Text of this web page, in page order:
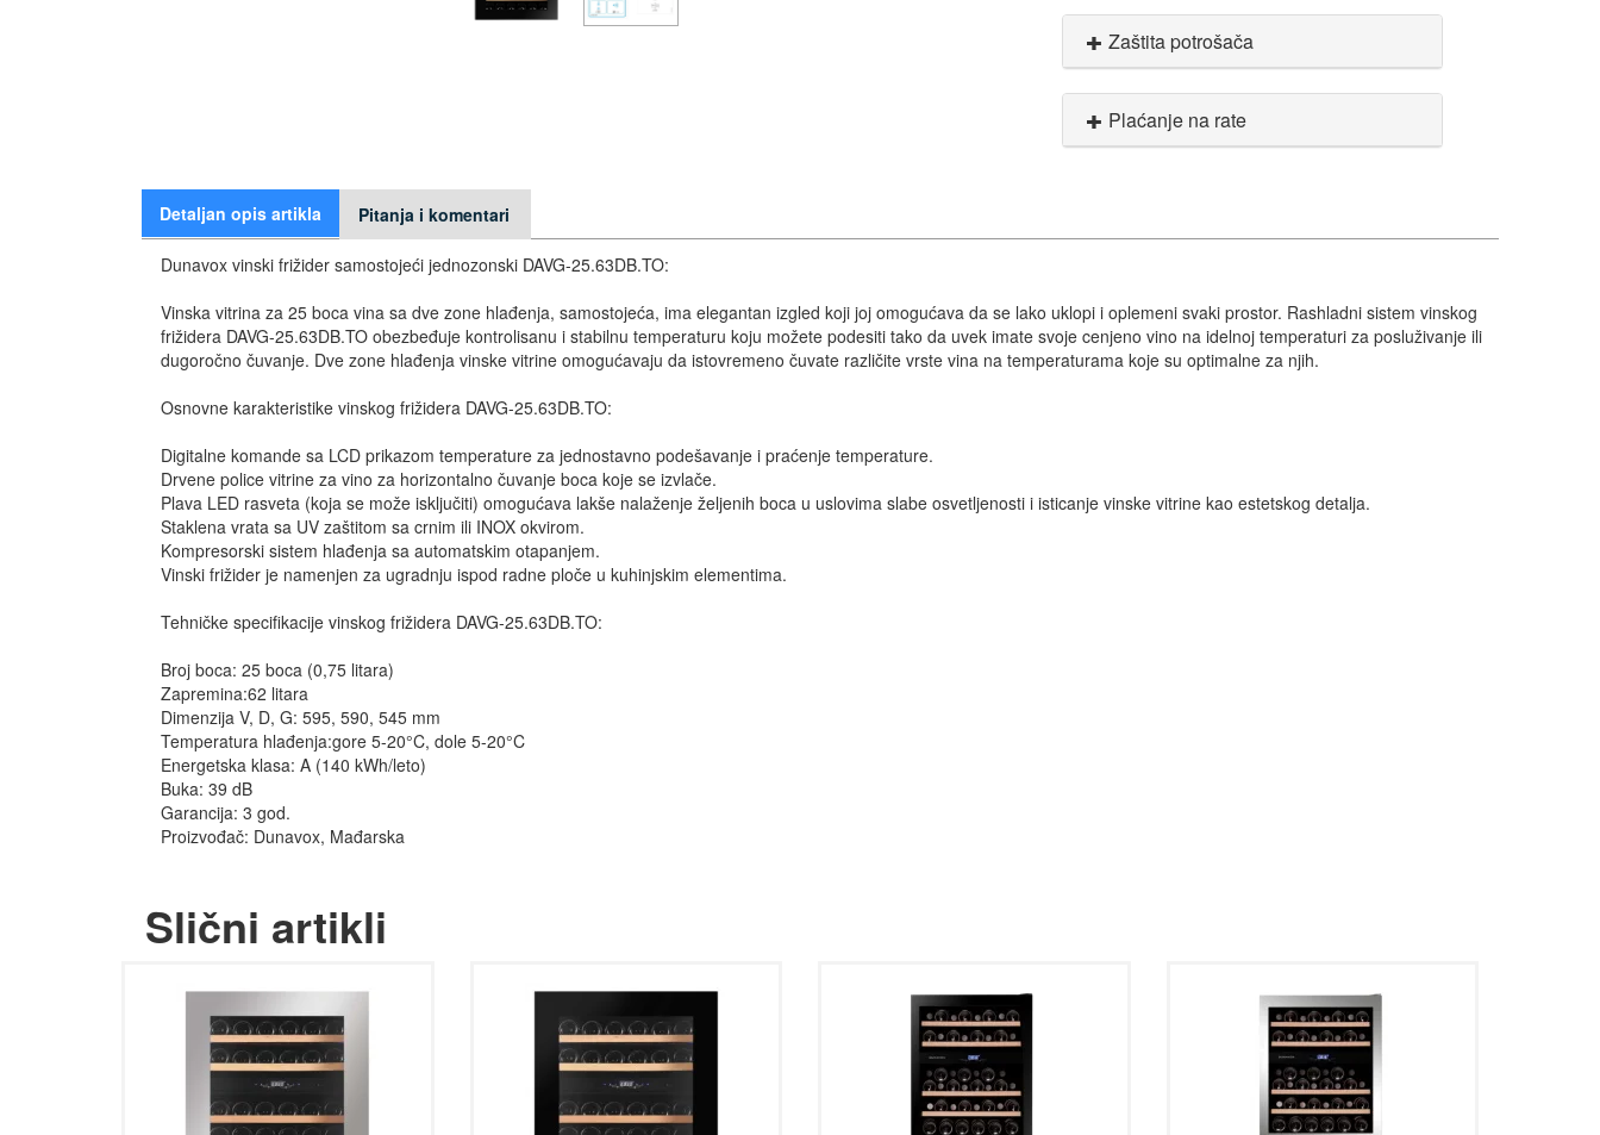
Zaštita potrošača
Plaćanje na rate
Detaljan opis artikla Pitanja i komentari
Dunavox vinski frižider samostojeći jednozonski DAVG-25.63DB.TO:
Vinska vitrina za 25 boca vina sa dve zone hlađenja, samostojeća, ima elegantan izgled koji joj omogućava da se lako uklopi i oplemeni svaki prostor. Rashladni sistem vinskog
frižidera DAVG-25.63DB.TO obezbeđuje kontrolisanu i stabilnu temperaturu koju možete podesiti tako da uvek imate svoje cenjeno vino na idelnoj temperaturi za posluživanje ili
dugoročno čuvanje. Dve zone hlađenja vinske vitrine omogućavaju da istovremeno čuvate različite vrste vina na temperaturama koje su optimalne za njih.
Osnovne karakteristike vinskog frižidera DAVG-25.63DB.TO:
Digitalne komande sa LCD prikazom temperature za jednostavno podešavanje i praćenje temperature.
Drvene police vitrine za vino za horizontalno čuvanje boca koje se izvlače.
Plava LED rasveta (koja se može isključiti) omogućava lakše nalaženje željenih boca u uslovima slabe osvetljenosti i isticanje vinske vitrine kao estetskog detalja.
Staklena vrata sa UV zaštitom sa crnim ili INOX okvirom.
Kompresorski sistem hlađenja sa automatskim otapanjem.
Vinski frižider je namenjen za ugradnju ispod radne ploče u kuhinjskim elementima.
Tehničke specifikacije vinskog frižidera DAVG-25.63DB.TO:
Broj boca: 25 boca (0,75 litara)
Zapremina:62 litara
Dimenzija V, D, G: 595, 590, 545 mm
Temperatura hlađenja:gore 5-20°C, dole 5-20°C
Energetska klasa: A (140 kWh/leto)
Buka: 39 dB
Garancija: 3 god.
Proizvođač: Dunavox, Mađarska
Slični artikli